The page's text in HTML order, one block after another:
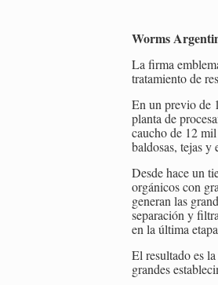
Worms
La firma
tratamiento de
En un previo de
planta de
caucho de 12
baldosas, tejas y
Desde hace un
orgánicos con
generan las
separación y
en la última
El resultado es
grandes